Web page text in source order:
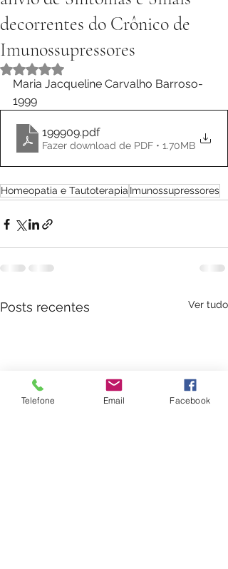
decorrentes do Crônico de
Imunossupressores
Avaliado com NaN de 5 estrelas.
Maria Jacqueline Carvalho Barroso-
1999
199909.pdf
Fazer download de PDF • 1.70MB
Homeopatia e Tautoterapia Imunossupressores
Posts recentes Ver tudo
Telefone Email Facebook